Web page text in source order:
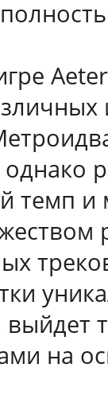
темп
на